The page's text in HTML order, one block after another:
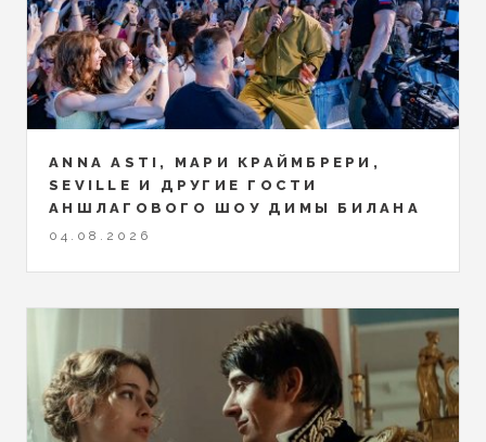
ANNA ASTI, МАРИ КРАЙМБРЕРИ,
SEVILLE И ДРУГИЕ ГОСТИ
АНШЛАГОВОГО ШОУ ДИМЫ БИЛАНА
04.08.2026